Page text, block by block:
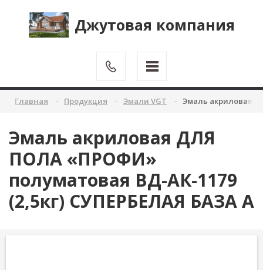
Джутовая компания
Главная Продукция Эмали VGT Эмаль акриловая
Эмаль акриловая ДЛЯ
ПОЛА «ПРОФИ»
полуматовая ВД-АК-1179
(2,5кг) СУПЕРБЕЛАЯ БАЗА А